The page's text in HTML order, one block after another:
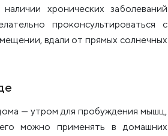
хронических заболеваний
проконсультироваться с
вдали от прямых солнечных
— утром для пробуждения мышц,
можно применять в домашних